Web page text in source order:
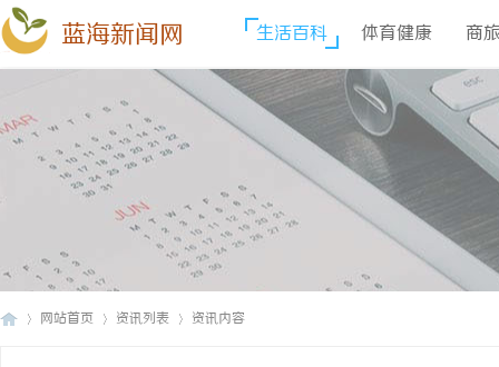
蓝海新闻网 生活百科 体育健康 商
网站首页 资讯列表 资讯内容